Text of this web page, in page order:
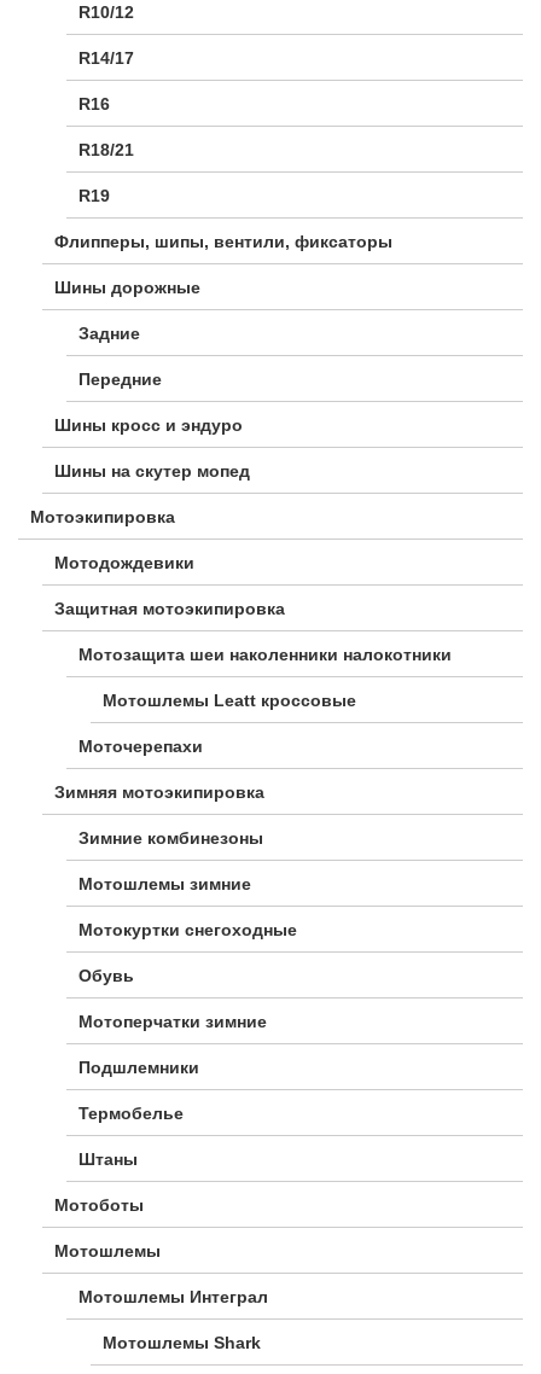
R10/12
R14/17
R16
R18/21
R19
Флипперы, шипы, вентили, фиксаторы
Шины дорожные
Задние
Передние
Шины кросс и эндуро
Шины на скутер мопед
Мотоэкипировка
Мотодождевики
Защитная мотоэкипировка
Мотозащита шеи наколенники налокотники
Мотошлемы Leatt кроссовые
Моточерепахи
Зимняя мотоэкипировка
Зимние комбинезоны
Мотошлемы зимние
Мотокуртки снегоходные
Обувь
Мотоперчатки зимние
Подшлемники
Термобелье
Штаны
Мотоботы
Мотошлемы
Мотошлемы Интеграл
Мотошлемы Shark